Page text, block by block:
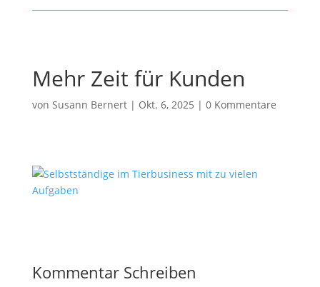
Mehr Zeit für Kunden
von Susann Bernert| Okt. 6, 2025 | 0 Kommentare
Kommentar Schreiben